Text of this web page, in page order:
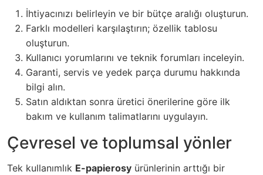
İhtiyacınızı belirleyin ve bir bütçe aralığı oluşturun.
Farklı modelleri karşılaştırın; özellik tablosu
oluşturun.
Kullanıcı yorumlarını ve teknik forumları inceleyin.
Garanti, servis ve yedek parça durumu hakkında
bilgi alın.
Satın aldıktan sonra üretici önerilerine göre ilk
bakım ve kullanım talimatlarını uygulayın.
Çevresel ve toplumsal yönler
Tek kullanımlık E-papierosy ürünlerinin arttığı bir